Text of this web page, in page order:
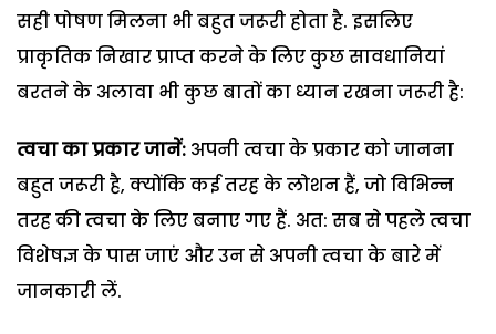
सही पोषण मिलना भी बहुत जरूरी होता है. इसलिए
प्राकृतिक निखार प्राप्त करने के लिए कुछ सावधानियां
बरतने के अलावा भी कुछ बातों का ध्यान रखना जरूरी है:
त्वचा का प्रकार जानें: अपनी त्वचा के प्रकार को जानना
बहुत जरूरी है, क्योंकि कई तरह के लोशन हैं, जो विभिन्न
तरह की त्वचा के लिए बनाए गए हैं. अत: सब से पहले त्वचा
विशेषज्ञ के पास जाएं और उन से अपनी त्वचा के बारे में
जानकारी लें.